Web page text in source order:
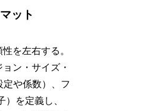
ット
を左右する。
ン・サイズ・
定や係数）、フ
）を定義し、